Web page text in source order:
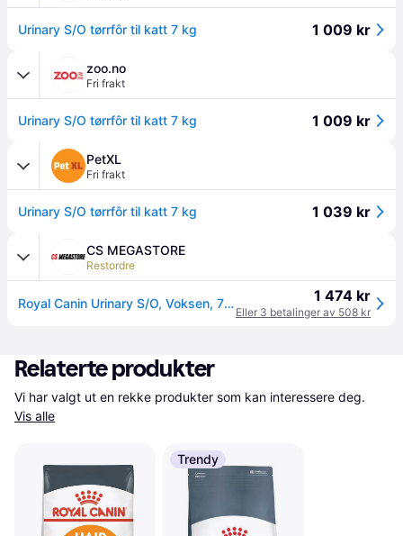
Urinary S/O tørrfôr til katt 7 kg 1 009 kr
zoo.no
Fri frakt
Urinary S/O tørrfôr til katt 7 kg 1 009 kr
PetXL
Fri frakt
Urinary S/O tørrfôr til katt 7 kg 1 039 kr
CS MEGASTORE
Restordre
Royal Canin Urinary S/O, Voksen, 7 kg, Antioksidanter medfølger 1 474 kr
Eller 3 betalinger av 508 kr
Relaterte produkter
Vis alle
Trendy